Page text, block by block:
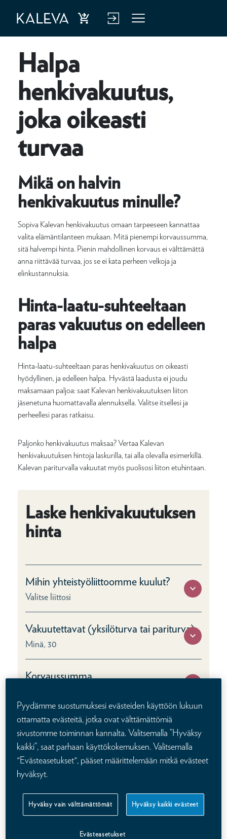
Ost
a
kuu
tus
Kirj
aud
kop
alve
Vali
kko
Halpa
henkivakuutus,
joka oikeasti
turvaa
Mikä on halvin
henkivakuutus minulle?
Sopiva Kalevan henkivakuutus omaan tarpeeseen kannattaa
valita elämäntilanteen mukaan. Mitä pienempi korvaussumma,
sitä halvempi hinta. Pienin mahdollinen korvaus ei välttämättä
anna riittävää turvaa, jos se ei kata perheen velkoja ja
elinkustannuksia.
Hinta-laatu-suhteeltaan
paras vakuutus on edelleen
halpa
Hinta-laatu-suhteeltaan paras henkivakuutus on oikeasti
hyödyllinen, ja edelleen halpa. Hyvästä laadusta ei joudu
maksamaan paljoa: saat Kalevan henkivakuutuksen liiton
jäsenetuna huomattavalla alennuksella. Valitse itsellesi ja
perheellesi paras ratkaisu.
Paljonko henkivakuutus maksaa? Vertaa Kalevan
henkivakuutuksen hintoja laskurilla, tai alla olevalla esimerkillä.
Kalevan pariturvalla vakuutat myös puolisosi liiton etuhintaan.
Laske henkivakuutuksen
hinta
Mihin yhteistyöliittoomme kuulut?
Valitse liittosi
Vakuutettavat (yksilöturva tai pariturva)
Minä, 30
Korvaussumma
Hinta liiton jäsenelle
15,20 €/kk
Pyydämme suostumuksesi evästeiden käyttöön lukuun
ottamatta evästeitä, jotka ovat välttämättömiä
sivustomme toiminnan kannalta. Valitsemalla ”Hyväksy
kaikki”, saat parhaan käyttökokemuksen. Valitsemalla
"Evästeasetukset", pääset määrittelemään mitkä evästeet
hyväksyt.
Hyväksy vain välttämättömät Hyväksy kaikki evästeet
Evästeasetukset